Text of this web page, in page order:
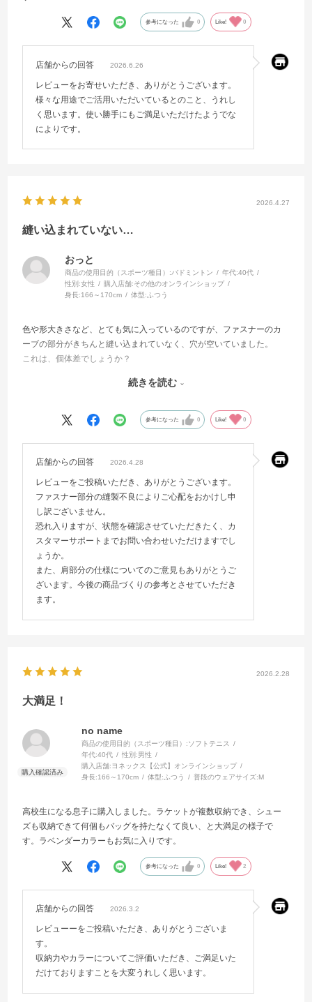
参考になった 0 Like! 0
店舗からの回答 2026.6.26
レビューをお寄せいただき、ありがとうございます。
様々な用途でご活用いただいているとのこと、うれし
く思います。使い勝手にもご満足いただけたようでな
によりです。
2026.4.27
縫い込まれていない…
おっと
商品の使用目的（スポーツ種目）:バドミントン 年代:40代
性別:女性 購入店舗:その他のオンラインショップ
身長:166～170cm 体型:ふつう
色や形大きさなど、とても気に入っているのですが、ファスナーのカ
ーブの部分がきちんと縫い込まれていなく、穴が空いていました。
これは、個体差でしょうか？
思います。
追記:上記について、丁寧に対応していただき、子どもも喜んでおりま
す。
肩パッドについては、別に購入して取り付けしたり、暗くなってから
の使用もあるので、黒色の反射シールを文字の所に貼ったり、自分で
アレンジして、快適に使っています。
商品そのものは、自立もしますし、カラビナが、ついていたり、本当
に使いやすいので、オススメです！
続きを読む
参考になった 0 Like! 0
店舗からの回答 2026.4.28
レビューをご投稿いただき、ありがとうございます。
ファスナー部分の縫製不良によりご心配をおかけし申
し訳ございません。
恐れ入りますが、状態を確認させていただきたく、カ
スタマーサポートまでお問い合わせいただけますでし
ょうか。
また、肩部分の仕様についてのご意見もありがとうご
ざいます。今後の商品づくりの参考とさせていただき
ます。
2026.2.28
大満足！
no name
商品の使用目的（スポーツ種目）:ソフトテニス
年代:40代 性別:男性
購入店舗:ヨネックス【公式】オンラインショップ
身長:166～170cm 体型:ふつう 普段のウェアサイズ:M
高校生になる息子に購入しました。ラケットが複数収納でき、シュー
ズも収納できて何個もバッグを持たなくて良い、と大満足の様子で
す。ラベンダーカラーもお気に入りです。
参考になった 0 Like! 2
店舗からの回答 2026.3.2
レビューーをご投稿いただき、ありがとうございま
す。
収納力やカラーについてご評価いただき、ご満足いた
だけておりますことを大変うれしく思います。